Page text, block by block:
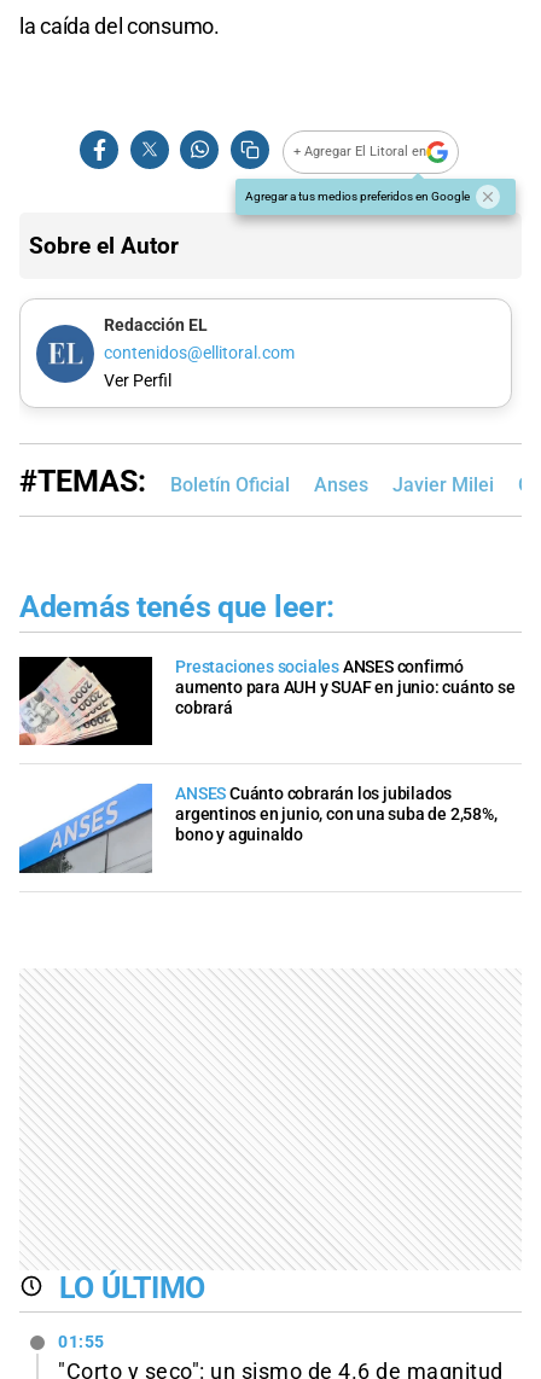
la caída del consumo.
+ Agregar El Litoral en
Agregar a tus medios preferidos en Google
Sobre el Autor
Redacción EL
contenidos@ellitoral.com
Ver Perfil
#TEMAS: Boletín Oficial Anses Javier Milei
Además tenés que leer:
Prestaciones socialesANSES confirmó
aumento para AUH y SUAF en junio: cuánto se
cobrará
ANSESCuánto cobrarán los jubilados
argentinos en junio, con una suba de 2,58%,
bono y aguinaldo
LO ÚLTIMO
01:55
"Corto y seco": un sismo de 4.6 de magnitud